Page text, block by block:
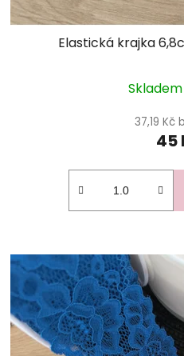
Elastická krajka
Skladem
37,19 Kč
45